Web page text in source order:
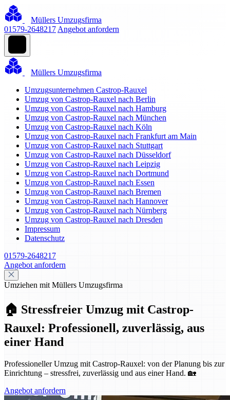
Müllers Umzugsfirma
01579-2648217 Angebot anfordern
Müllers Umzugsfirma
Umzugsunternehmen Castrop-Rauxel
Umzug von Castrop-Rauxel nach Berlin
Umzug von Castrop-Rauxel nach Hamburg
Umzug von Castrop-Rauxel nach München
Umzug von Castrop-Rauxel nach Köln
Umzug von Castrop-Rauxel nach Frankfurt am Main
Umzug von Castrop-Rauxel nach Stuttgart
Umzug von Castrop-Rauxel nach Düsseldorf
Umzug von Castrop-Rauxel nach Leipzig
Umzug von Castrop-Rauxel nach Dortmund
Umzug von Castrop-Rauxel nach Essen
Umzug von Castrop-Rauxel nach Bremen
Umzug von Castrop-Rauxel nach Hannover
Umzug von Castrop-Rauxel nach Nürnberg
Umzug von Castrop-Rauxel nach Dresden
Impressum
Datenschutz
01579-2648217
Angebot anfordern
Umziehen mit Müllers Umzugsfirma
🏠 Stressfreier Umzug mit Castrop-
Rauxel: Professionell, zuverlässig, aus
einer Hand
Professioneller Umzug mit Castrop-Rauxel: von der Planung bis zur
Einrichtung – stressfrei, zuverlässig und aus einer Hand. 🏡
Angebot anfordern